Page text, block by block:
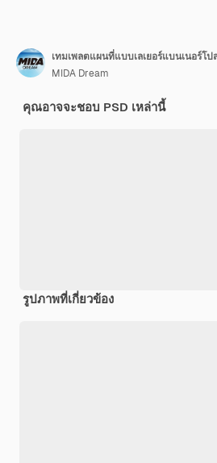
MIDA Dream
คุณอาจจะชอบ PSD เหล่านี้
รูปภาพที่เกี่ยวข้อง